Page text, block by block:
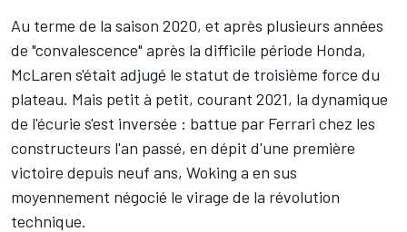
Au terme de la saison 2020, et après plusieurs années
de "convalescence" après la difficile période Honda,
McLaren s'était adjugé le statut de troisième force du
plateau. Mais petit à petit, courant 2021, la dynamique
de l'écurie s'est inversée : battue par Ferrari chez les
constructeurs l'an passé, en dépit d'une première
victoire depuis neuf ans, Woking a en sus
moyennement négocié le virage de la révolution
technique.